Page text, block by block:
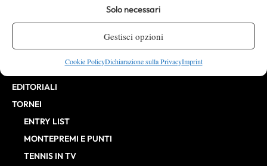
Solo necessari
Gestisci opzioni
Cookie PolicyDichiarazione sulla PrivacyImprint
BILLIE JEAN KING CUP
ATP FINALS
EDITORIALI
TORNEI
ENTRY LIST
MONTEPREMI E PUNTI
TENNIS IN TV